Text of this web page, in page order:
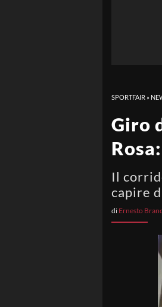
SPORTFAIR »
Giro
Il
capire
di Ernesto